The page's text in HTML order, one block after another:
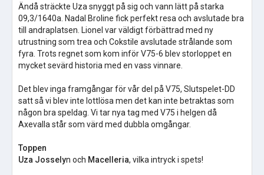
Ändå sträckte Uza snyggt på sig och vann lätt på starka
09,3/1640a. Nadal Broline fick perfekt resa och avslutade bra
till andraplatsen. Lionel var väldigt förbättrad med ny
utrustning som trea och Cokstile avslutade strålande som
fyra. Trots regnet som kom inför V75-6 blev storloppet en
mycket sevärd historia med en vass vinnare.
Det blev inga framgångar för vår del på V75, Slutspelet-DD
satt så vi blev inte lottlösa men det kan inte betraktas som
någon bra speldag. Vi tar nya tag med V75 i helgen då
Axevalla står som värd med dubbla omgångar.
Toppen
Uza Josselyn och Macelleria, vilka intryck i spets!